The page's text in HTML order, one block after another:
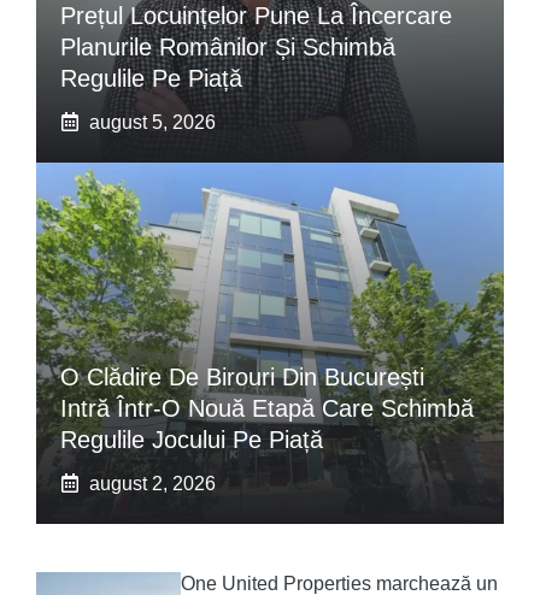
Prețul Locuințelor Pune La Încercare
Planurile Românilor Și Schimbă
Regulile Pe Piață
august 5, 2026
O Clădire De Birouri Din București
Intră Într-O Nouă Etapă Care Schimbă
Regulile Jocului Pe Piață
august 2, 2026
One United Properties marchează un